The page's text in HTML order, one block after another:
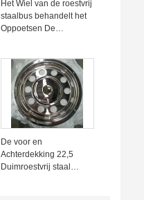
Het Wiel van de roestvrij
staalbus behandelt het
Oppoetsen De
scorrosie
De voor en
Achterdekking 22,5
Duimroestvrij staal